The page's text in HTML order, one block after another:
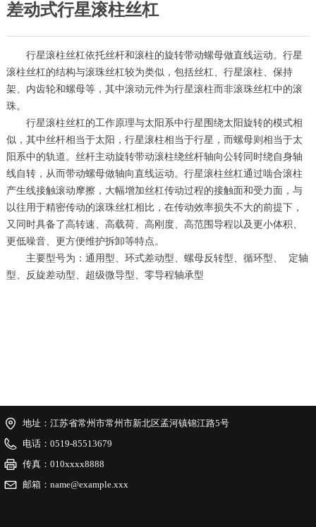
差动式行星滚柱丝杠
行星滚柱丝杠依托丝杆和滚柱的旋转带动螺母做直线运动。行星
滚柱丝杠的结构与滚珠丝杠较为类似，包括丝杠、行星滚柱、保持
架、内齿轮和螺母等，其中滚动元件为行星滚柱而非滚珠丝杠中的滚
珠。
行星滚柱丝杠的工作原理与太阳系中行星围绕太阳旋转的模式相
似，其中丝杆相当于太阳，行星滚柱相当于行星，而螺母则相当于太
阳系中的轨道。丝杆主动旋转带动滚柱绕丝杆轴向公转同时绕自身轴
线自转，从而带动螺母做轴向直线运动。行星滚柱丝杠通过啮合滚柱
产生线接触滚动摩擦，大幅增加丝杠传动过程的接触面和受力面，与
以往用于精密传动的滚珠丝杠相比，在传动效率损失不大的前提下，
又同时具备了高转速、高载荷、高刚度、高范围导程以及更小体积、
更低噪音、更方便维护拆卸等特点。
主要型号为：通用型、环式差动型、螺母反转型、循环型、 定轴
型、反旋差动型、超级微导型、零导程轴承型
地址： 江苏省常州市常州市新北区孟河镇锦江路5号
电话： 0519-85513679
传真： 010xxxx8888
邮箱： name@example.xxx